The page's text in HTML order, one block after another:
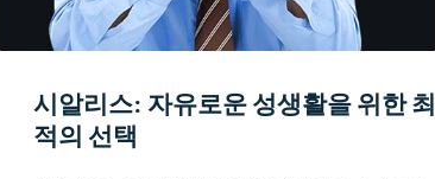
시알리스: 자유로운 성생활을 위한 최
적의 선택